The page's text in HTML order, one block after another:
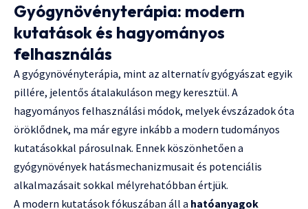
Gyógynövényterápia: modern
kutatások és hagyományos
felhasználás
A gyógynövényterápia, mint az alternatív gyógyászat egyik
pillére, jelentős átalakuláson megy keresztül. A
hagyományos felhasználási módok, melyek évszázadok óta
öröklődnek, ma már egyre inkább a modern tudományos
kutatásokkal párosulnak. Ennek köszönhetően a
gyógynövények hatásmechanizmusait és potenciális
alkalmazásait sokkal mélyrehatóbban értjük.
A modern kutatások fókuszában áll a hatóanyagok